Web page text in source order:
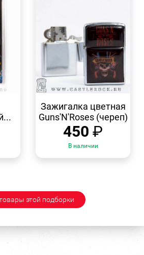
ПРОСМОТР
Зажигалка цветная
Guns'N'Roses (череп)
450 ₽
В наличии
этой подборки